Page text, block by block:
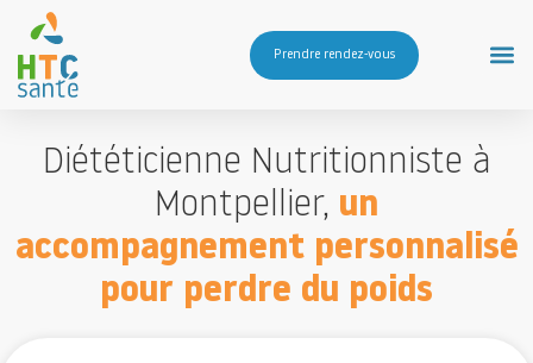
Prendre rendez-vous
Diététicienne Nutritionniste à
Montpellier, un
accompagnement personnalisé
pour perdre du poids